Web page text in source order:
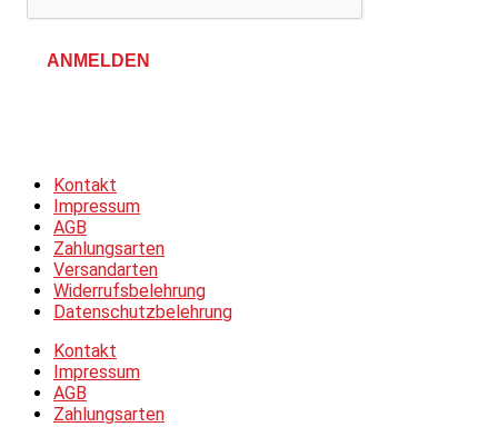
ANMELDEN
Kontakt
Impressum
AGB
Zahlungsarten
Versandarten
Widerrufsbelehrung
Datenschutzbelehrung
Kontakt
Impressum
AGB
Zahlungsarten